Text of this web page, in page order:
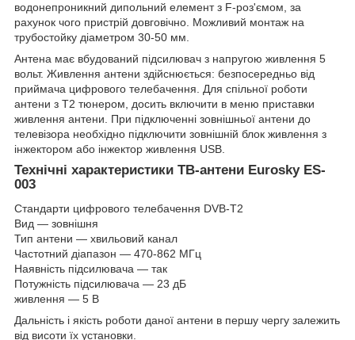
водонепроникний дипольний елемент з F-роз'ємом, за
рахунок чого пристрій довговічно. Можливий монтаж на
трубостойку діаметром 30-50 мм.
Антена має вбудований підсилювач з напругою живлення 5
вольт. Живлення антени здійснюється: безпосередньо від
приймача цифрового телебачення. Для спільної роботи
антени з Т2 тюнером, досить включити в меню приставки
живлення антени. При підключенні зовнішньої антени до
телевізора необхідно підключити зовнішній блок живлення з
інжектором або інжектор живлення USB.
Технічні характеристики ТВ-антени Eurosky ES-
003
Стандарти цифрового телебачення DVB-T2
Вид — зовнішня
Тип антени — хвильовий канал
Частотний діапазон — 470-862 МГц
Наявність підсилювача — так
Потужність підсилювача — 23 дБ
живлення — 5 В
Дальність і якість роботи даної антени в першу чергу залежить
від висоти їх установки.